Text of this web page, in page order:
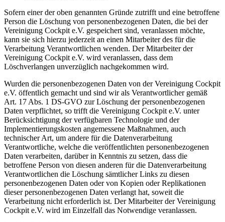
Sofern einer der oben genannten Gründe zutrifft und eine betroffene
Person die Löschung von personenbezogenen Daten, die bei der
Vereinigung Cockpit e.V. gespeichert sind, veranlassen möchte,
kann sie sich hierzu jederzeit an einen Mitarbeiter des für die
Verarbeitung Verantwortlichen wenden. Der Mitarbeiter der
Vereinigung Cockpit e.V. wird veranlassen, dass dem
Löschverlangen unverzüglich nachgekommen wird.
Wurden die personenbezogenen Daten von der Vereinigung Cockpit
e.V. öffentlich gemacht und sind wir als Verantwortlicher gemäß
Art. 17 Abs. 1 DS-GVO zur Löschung der personenbezogenen
Daten verpflichtet, so trifft die Vereinigung Cockpit e.V. unter
Berücksichtigung der verfügbaren Technologie und der
Implementierungskosten angemessene Maßnahmen, auch
technischer Art, um andere für die Datenverarbeitung
Verantwortliche, welche die veröffentlichten personenbezogenen
Daten verarbeiten, darüber in Kenntnis zu setzen, dass die
betroffene Person von diesen anderen für die Datenverarbeitung
Verantwortlichen die Löschung sämtlicher Links zu diesen
personenbezogenen Daten oder von Kopien oder Replikationen
dieser personenbezogenen Daten verlangt hat, soweit die
Verarbeitung nicht erforderlich ist. Der Mitarbeiter der Vereinigung
Cockpit e.V. wird im Einzelfall das Notwendige veranlassen.